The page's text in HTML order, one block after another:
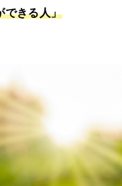
できる人」